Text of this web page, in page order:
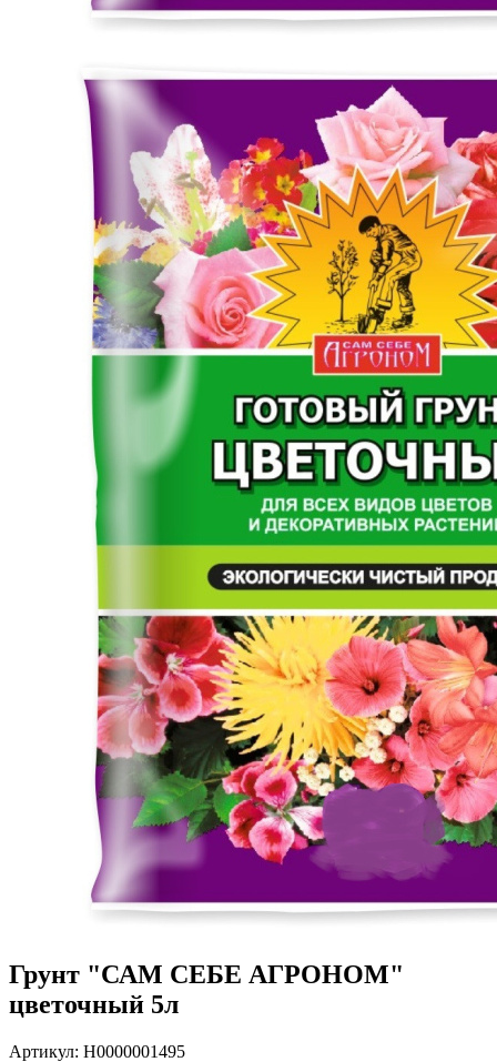
Грунт "САМ СЕБЕ АГРОНОМ"
цветочный 5л
Артикул: Н0000001495